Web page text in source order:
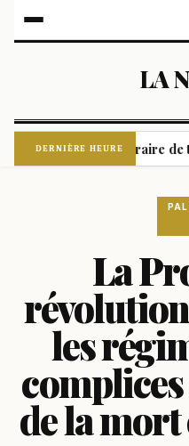
LA
DERNIÈRE HEURE
un nouvel itinéraire de
La
les
de la mort